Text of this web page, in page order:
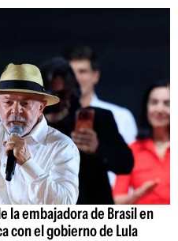
la embajadora de Brasil en
con el gobierno de Lula